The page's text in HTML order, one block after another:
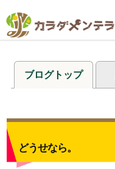
ブログトップ
どうせなら。